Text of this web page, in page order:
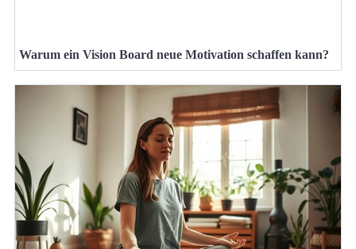
Warum ein Vision Board neue Motivation schaffen kann?